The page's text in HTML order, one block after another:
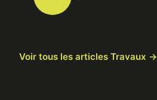
Voir tous les articles Travaux →